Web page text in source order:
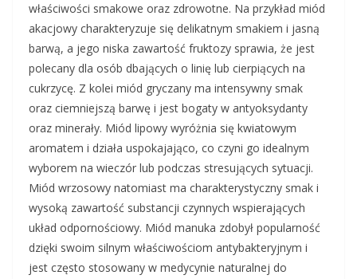
właściwości smakowe oraz zdrowotne. Na przykład miód
akacjowy charakteryzuje się delikatnym smakiem i jasną
barwą, a jego niska zawartość fruktozy sprawia, że jest
polecany dla osób dbających o linię lub cierpiących na
cukrzycę. Z kolei miód gryczany ma intensywny smak
oraz ciemniejszą barwę i jest bogaty w antyoksydanty
oraz minerały. Miód lipowy wyróżnia się kwiatowym
aromatem i działa uspokajająco, co czyni go idealnym
wyborem na wieczór lub podczas stresujących sytuacji.
Miód wrzosowy natomiast ma charakterystyczny smak i
wysoką zawartość substancji czynnych wspierających
układ odpornościowy. Miód manuka zdobył popularność
dzięki swoim silnym właściwościom antybakteryjnym i
jest często stosowany w medycynie naturalnej do